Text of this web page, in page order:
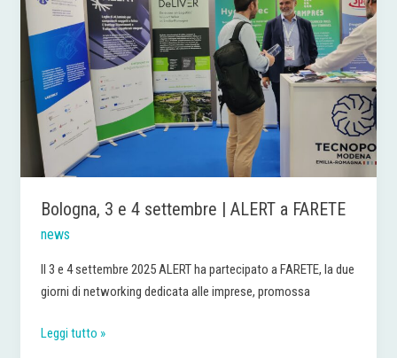
Bologna, 3 e 4 settembre | ALERT a FARETE
news
Il 3 e 4 settembre 2025 ALERT ha partecipato a FARETE, la due
giorni di networking dedicata alle imprese, promossa
settembre
|
ALERT
a
FARETE
Leggi tutto »